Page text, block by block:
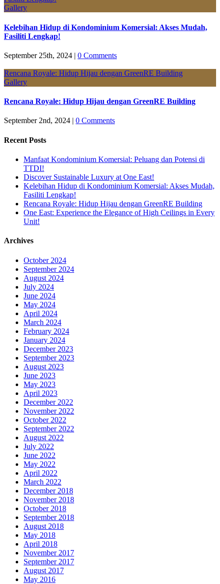
Gallery
Kelebihan Hidup di Kondominium Komersial: Akses Mudah,
Fasiliti Lengkap!
September 25th, 2024 | 0 Comments
Rencana Royale: Hidup Hijau dengan GreenRE Building
Gallery
Rencana Royale: Hidup Hijau dengan GreenRE Building
September 2nd, 2024 0 Comments
Recent Posts
Manfaat Kondominium Komersial: Peluang dan Potensi di
TTDI!
Discover Sustainable Luxury at One East!
Kelebihan Hidup di Kondominium Komersial: Akses Mudah,
Fasiliti Lengkap!
Rencana Royale: Hidup Hijau dengan GreenRE Building
One East: Experience the Elegance of High Ceilings in Every
Unit!
Archives
October 2024
September 2024
August 2024
July 2024
June 2024
May 2024
April 2024
March 2024
February 2024
January 2024
December 2023
September 2023
August 2023
June 2023
May 2023
April 2023
December 2022
November 2022
October 2022
September 2022
August 2022
July 2022
June 2022
May 2022
April 2022
March 2022
December 2018
November 2018
October 2018
September 2018
August 2018
May 2018
April 2018
November 2017
September 2017
August 2017
May 2016